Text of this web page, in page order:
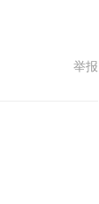
举报